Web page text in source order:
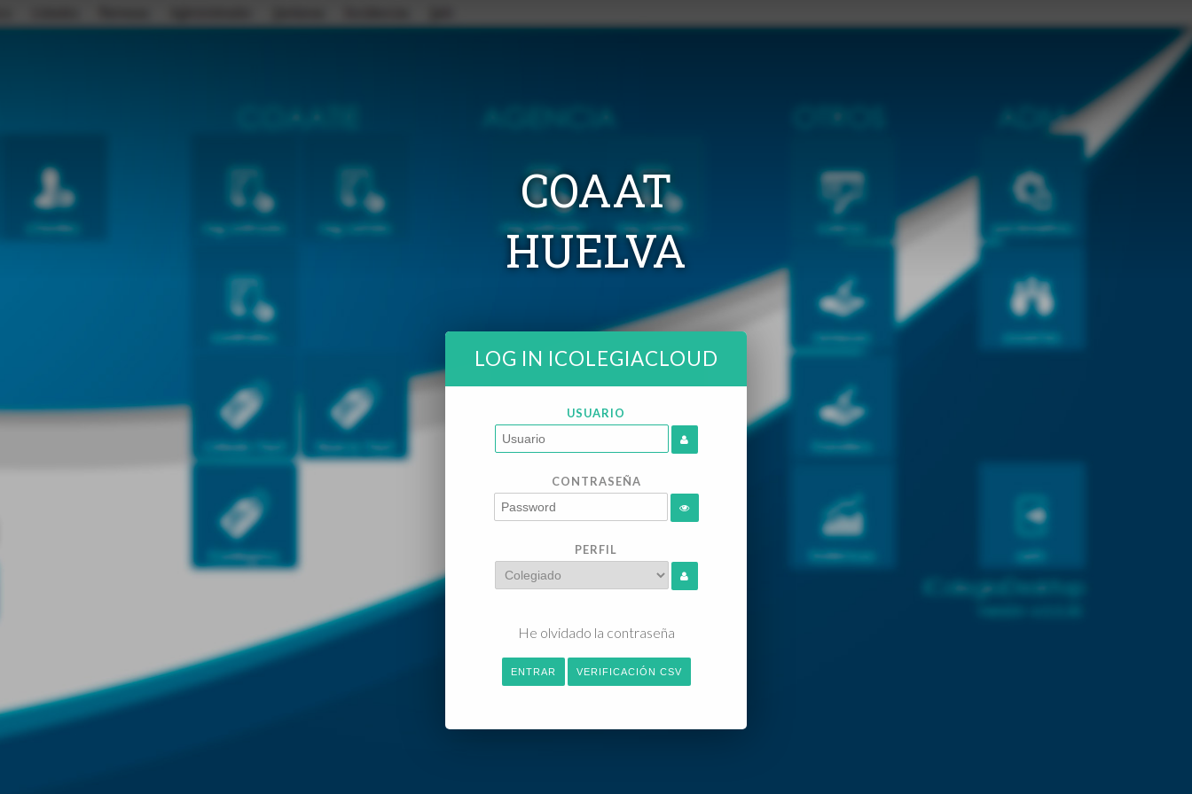
COAAT
HUELVA
LOG IN ICOLEGIACLOUD
USUARIO
CONTRASEÑA
PERFIL
He olvidado la contraseña
ENTRAR VERIFICACIÓN CSV